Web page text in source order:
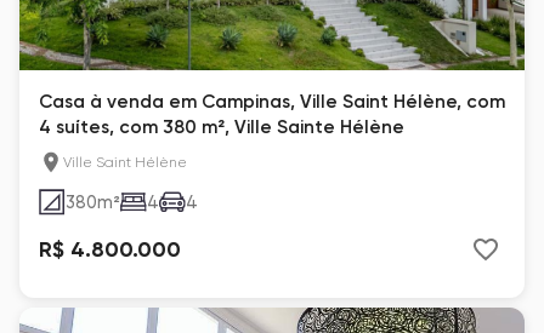
Casa à venda em Campinas, Ville Saint Hélène, com
4 suítes, com 380 m², Ville Sainte Hélène
Ville Saint Hélène
380m² 4 4
R$ 4.800.000